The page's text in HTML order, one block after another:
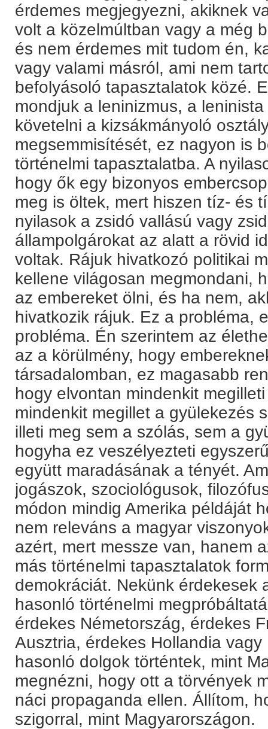
érdemes megjegyezni, akiknek
volt a közelmúltban vagy a még
és nem érdemes mit tudom én,
vagy valami másról, ami nem
befolyásoló tapasztalatok közé.
mondjuk a leninizmus, a
követelni a kizsákmányoló
megsemmisítését, ez nagyon is
történelmi tapasztalatba. A
hogy ők egy bizonyos
meg is öltek, mert hiszen tíz- és
nyilasok a zsidó vallású vagy
állampolgárokat az alatt a rövid
voltak. Rájuk hivatkozó politikai
kellene világosan megmondani,
az embereket ölni, és ha nem,
hivatkozik rájuk. Ez a probléma,
probléma. Én szerintem az
az a körülmény, hogy
társadalomban, ez magasabb
hogy elvontan mindenkit
mindenkit megillet a gyülekezés
illeti meg sem a szólás, sem a
hogyha ez veszélyezteti
együtt maradásának a tényét.
jogászok, szociológusok,
módon mindig Amerika példáját
nem releváns a magyar
azért, mert messze van, hanem
más történelmi tapasztalatok
demokráciát. Nekünk érdekesek
hasonló történelmi
érdekes Németország, érdekes
Ausztria, érdekes Hollandia
hasonló dolgok történtek, mint
megnézni, hogy ott a törvények
náci propaganda ellen. Állítom,
szigorral, mint Magyarországon.